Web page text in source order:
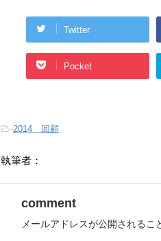
Twitter
Pocket
-2014 回顧
執筆者：
comment
メールアドレスが公開されるこ